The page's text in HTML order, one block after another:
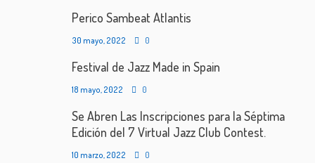
Perico Sambeat Atlantis
30 mayo, 2022 0
Festival de Jazz Made in Spain
18 mayo, 2022 0
Se Abren Las Inscripciones para la Séptima
Edición del 7 Virtual Jazz Club Contest.
10 marzo, 2022 0